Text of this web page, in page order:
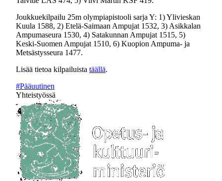
Joukkuekilpailu 25m olympiapistooli sarja Y: 1) Ylivieskan
Kuula 1588, 2) Etelä-Saimaan Ampujat 1532, 3) Asikkalan
Ampumaseura 1530, 4) Satakunnan Ampujat 1515, 5)
Keski-Suomen Ampujat 1510, 6) Kuopion Ampuma- ja
Metsästysseura 1477.
Lisää tietoa kilpailuista täällä.
#Pääuutinen
Yhteistyössä